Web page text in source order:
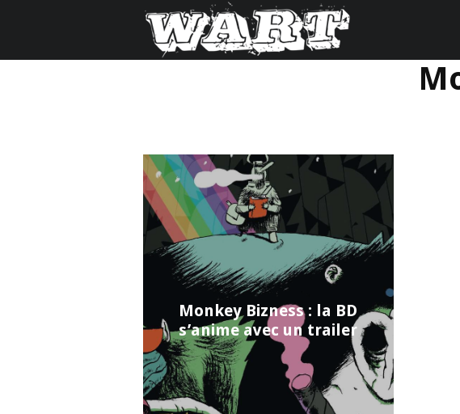
Monkey Bizness : la BD
s’anime avec un trailer